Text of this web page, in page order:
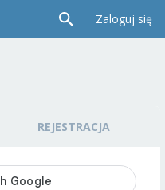
Zaloguj się
REJESTRACJA